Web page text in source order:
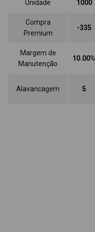
Unidade
1000
Compra
Premium
-335
Margem de
Manutenção
10.00%
Alavancagem 5